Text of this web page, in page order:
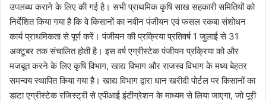
उपलब्ध कराने के लिए की गई है। सभी प्राथमिक कृषि साख सहकारी समितियों को
निर्देशित किया गया है कि वे किसानों का नवीन पंजीयन एवं फसल रकबा संशोधन
कार्य प्राथमिकता से पूर्ण करें। पंजीयन की प्रक्रिया प्रतिवर्ष 1 जुलाई से 31
अक्टूबर तक संचालित होती है। इस वर्ष एग्रीस्टेक पंजीयन प्रक्रिया को और
मजबूत करने के लिए कृषि विभाग, खाद्य विभाग और राजस्व विभाग के मध्य बेहतर
समन्वय स्थापित किया गया है। खाद्य विभाग द्वारा धान खरीदी पोर्टल पर किसानों का
डाटा एग्रीस्टेक रजिस्ट्री से एपीआई इंटीग्रेशन के माध्यम से लिया जाएगा, जो पूरी